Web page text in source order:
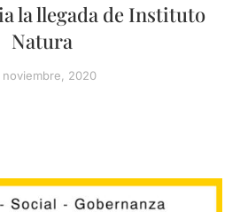
la llegada de Instituto
Natura
noviembre, 2020